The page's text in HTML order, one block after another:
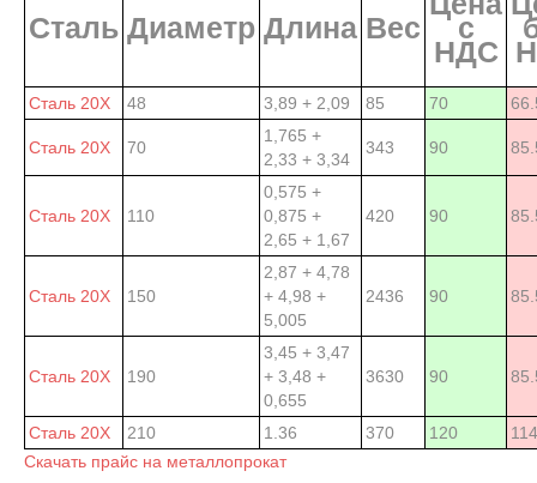
Сталь Диаметр Длина Вес с
НДС
Сталь 20Х 48 3,89 + 2,09 85 70
Сталь 20Х 70
1,765 +
2,33 + 3,34
343 90
Сталь 20Х 110
0,575 +
0,875 +
2,65 + 1,67
420 90
Сталь 20Х 150
2,87 + 4,78
+ 4,98 +
5,005
2436 90
Сталь 20Х 190
3,45 + 3,47
+ 3,48 +
0,655
3630 90
Сталь 20Х 210 1.36 370 120
114
Скачать прайс на металлопрокат